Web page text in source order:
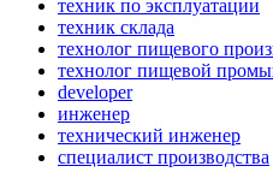
техник по эксплуатации
техник склада
технолог пищевого
технолог пищевой
developer
инженер
технический инженер
специалист производства